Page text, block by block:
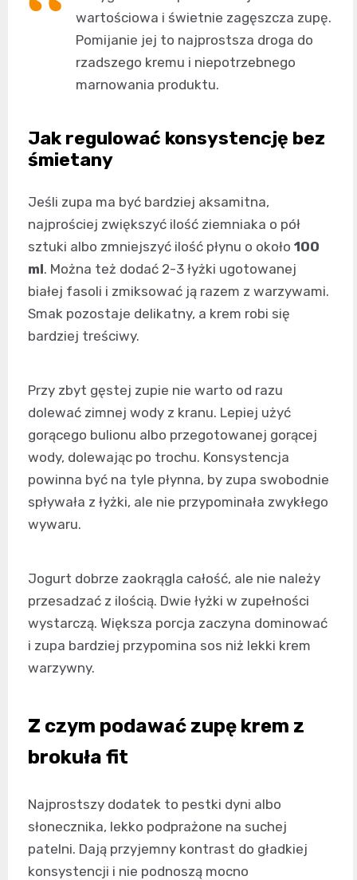
wartościowa i świetnie zagęszcza zupę.
Pomijanie jej to najprostsza droga do
rzadszego kremu i niepotrzebnego
marnowania produktu.
Jak regulować konsystencję bez
śmietany
Jeśli zupa ma być bardziej aksamitna,
najprościej zwiększyć ilość ziemniaka o pół
sztuki albo zmniejszyć ilość płynu o około 100
ml. Można też dodać 2-3 łyżki ugotowanej
białej fasoli i zmiksować ją razem z warzywami.
Smak pozostaje delikatny, a krem robi się
bardziej treściwy.
Przy zbyt gęstej zupie nie warto od razu
dolewać zimnej wody z kranu. Lepiej użyć
gorącego bulionu albo przegotowanej gorącej
wody, dolewając po trochu. Konsystencja
powinna być na tyle płynna, by zupa swobodnie
spływała z łyżki, ale nie przypominała zwykłego
wywaru.
Jogurt dobrze zaokrągla całość, ale nie należy
przesadzać z ilością. Dwie łyżki w zupełności
wystarczą. Większa porcja zaczyna dominować
i zupa bardziej przypomina sos niż lekki krem
warzywny.
Z czym podawać zupę krem z
brokuła fit
Najprostszy dodatek to pestki dyni albo
słonecznika, lekko podprażone na suchej
patelni. Dają przyjemny kontrast do gładkiej
konsystencji i nie podnoszą mocno